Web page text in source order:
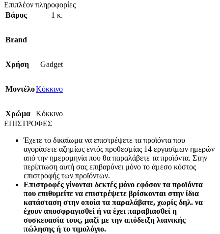
Επιπλέον πληροφορίες
Βάρος
1 κ.
Brand
Χρήση Gadget
MοντέλοΚόκκινο
Χρώμα
Κόκκινο
ΕΠΙΣΤΡΟΦΕΣ
Έχετε το δικαίωμα να επιστρέψετε τα προϊόντα που
αγοράσετε αζημίως εντός προθεσμίας 14 εργασίμων ημερών
από την ημερομηνία που θα παραλάβετε τα προϊόντα. Στην
περίπτωση αυτή σας επιβαρύνει μόνο το άμεσο κόστος
επιστροφής των προϊόντων.
Επιστροφές γίνονται δεκτές μόνο εφόσον τα προϊόντα
που επιθυμείτε να επιστρέψετε βρίσκονται στην ίδια
κατάσταση στην οποία τα παραλάβατε, χωρίς δηλ. να
έχουν αποσφραγισθεί ή να έχει παραβιασθεί η
συσκευασία τους, μαζί με την απόδειξη λιανικής
πώλησης ή το τιμολόγιο.